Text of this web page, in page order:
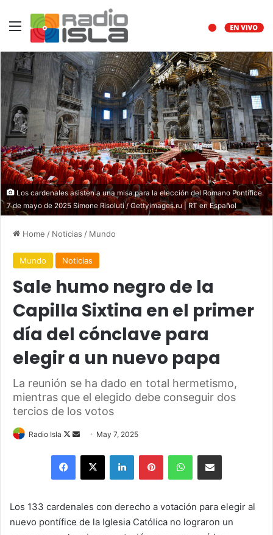
Menu
Los cardenales asisten a una misa para la elección del Romano Pontífice.
7 de mayo de 2025 Simone Risoluti / Gettyimages.ru | RT en Español
Home / Noticias / Mundo
Mundo Noticias
Sale humo negro de la
Capilla Sixtina en el primer
día del cónclave para
elegir a un nuevo papa
La reunión se ha dado en total hermetismo,
mientras que el elegido debe conseguir dos
tercios de los votos
Radio Isla
Follow
Send
email
May 7, 2025
Facebook
X LinkedInPinterestWhatsAppShare via Email
Los 133 cardenales con derecho a votación para elegir al
nuevo pontífice de la Iglesia Católica no lograron un